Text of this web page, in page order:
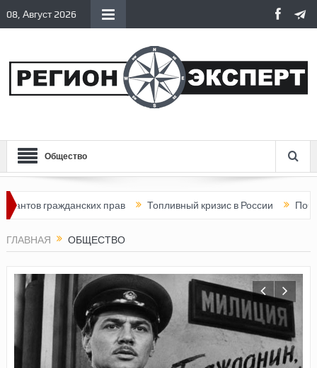
08, Август 2026
Общество
прав Топливный кризис в России Почему
ГЛАВНАЯ ОБЩЕСТВО